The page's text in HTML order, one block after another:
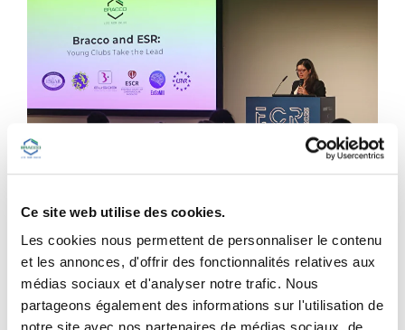
Ce site web utilise des cookies.
Les cookies nous permettent de personnaliser le contenu
et les annonces, d'offrir des fonctionnalités relatives aux
médias sociaux et d'analyser notre trafic. Nous
partageons également des informations sur l'utilisation de
Partage des connaissances au sein de
la communauté de l’imagerie
médicale
L’avènement de l’ intelligence artificielleet de la